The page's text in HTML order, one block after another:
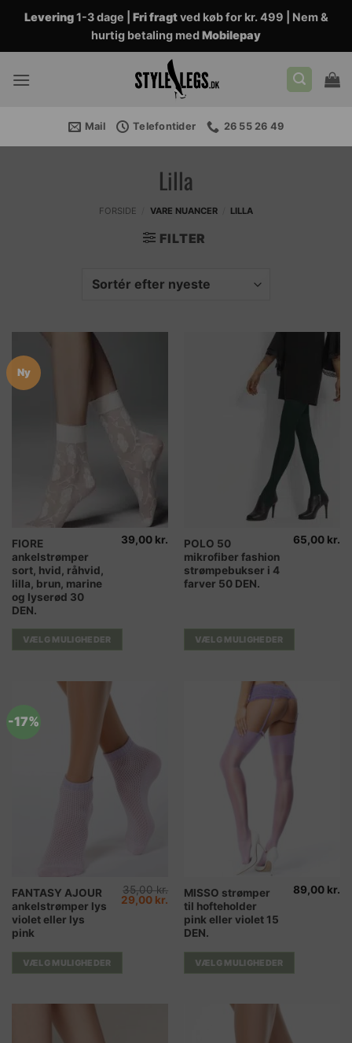
Fortsæt
indhold
Levering1-3 dage | Fri fragtved køb for kr. 499 | Nem &
hurtig betaling medMobilepay
Mail Telefontider 26 55 26 49
Lilla
FORSIDE VARE NUANCER LILLA
FILTER
Ny
FIORE
ankelstrømper
sort, hvid, råhvid,
lilla, brun, marine
og lyserød 30
DEN.
39,00 kr.
VÆLG MULIGHEDER
Dette
vare
har
flere
varianter.
kan
varesiden
POLO 50
mikrofiber fashion
strømpebukser i 4
farver 50 DEN.
65,00 kr.
VÆLG MULIGHEDER
Dette
vare
har
flere
kan
-17%
FANTASY AJOUR
ankelstrømper lys
violet eller lys
pink
35,00kr.
Den
oprindelige
29,00 kr. Den
aktuelle
pris
29,00 kr..
VÆLG MULIGHEDER
Dette
vare
har
flere
varianter.
Mulighederne
vælges
MISSO strømper
til hofteholder
pink eller violet 15
DEN.
89,00 kr.
VÆLG MULIGHEDER
Dette
vare
har
flere
varianter.
Mulighederne